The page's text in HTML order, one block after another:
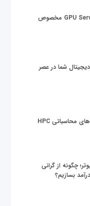
قیمت سرور گرافیکی | خرید GPU Server مخصوص
شما در عصر
چگونه از گرانی
بسازیم؟